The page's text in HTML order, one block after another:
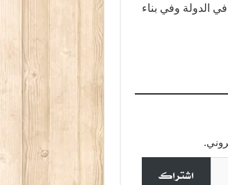
الدولة وفي بناء
اشتراك